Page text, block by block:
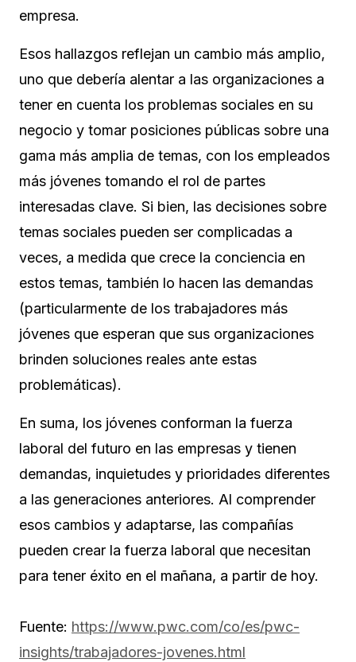
empresa.
Esos hallazgos reflejan un cambio más amplio,
uno que debería alentar a las organizaciones a
tener en cuenta los problemas sociales en su
negocio y tomar posiciones públicas sobre una
gama más amplia de temas, con los empleados
más jóvenes tomando el rol de partes
interesadas clave. Si bien, las decisiones sobre
temas sociales pueden ser complicadas a
veces, a medida que crece la conciencia en
estos temas, también lo hacen las demandas
(particularmente de los trabajadores más
jóvenes que esperan que sus organizaciones
brinden soluciones reales ante estas
problemáticas).
En suma, los jóvenes conforman la fuerza
laboral del futuro en las empresas y tienen
demandas, inquietudes y prioridades diferentes
a las generaciones anteriores. Al comprender
esos cambios y adaptarse, las compañías
pueden crear la fuerza laboral que necesitan
para tener éxito en el mañana, a partir de hoy.
Fuente: https://www.pwc.com/co/es/pwc-
insights/trabajadores-jovenes.html